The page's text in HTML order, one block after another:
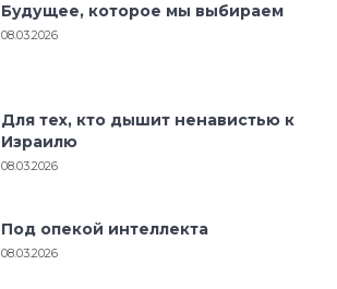
Будущее, которое мы выбираем
08.03.2026
Для тех, кто дышит ненавистью к
Израилю
08.03.2026
Под опекой интеллекта
08.03.2026